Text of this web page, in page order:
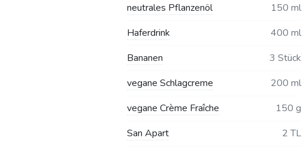
neutrales Pflanzenöl
150 ml
Haferdrink
400 ml
Bananen
3 Stück
vegane Schlagcreme
200 ml
vegane Crème Fraîche
150 g
San Apart
2 TL